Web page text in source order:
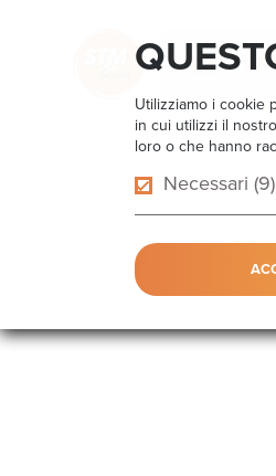
Utilizziamo i cookie
in cui utilizzi il
loro o che hanno
Necessari (9)